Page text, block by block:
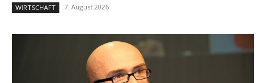
WIRTSCHAFT 7. August 2026